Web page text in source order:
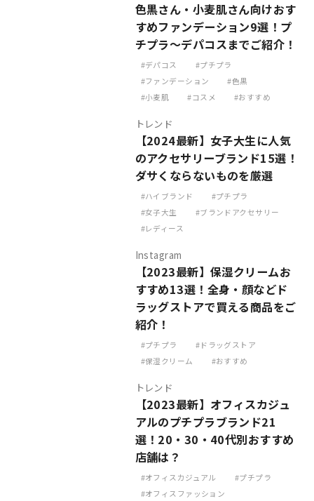
色黒さん・小麦肌さん向けおす
すめファンデーション9選！プ
チプラ〜デパコスまでご紹介！
デパコス
プチプラ
ファンデーション
色黒
小麦肌
コスメ おすすめ
トレンド
【2024最新】女子大生に人気
のアクセサリーブランド15選！
ダサくならないものを厳選
ハイブランド
プチプラ
女子大生
ブランドアクセサリー
レディース
Instagram
【2023最新】保湿クリームお
すすめ13選！全身・顔などド
ラッグストアで買える商品をご
紹介！
プチプラ
ドラッグストア
保湿クリーム
おすすめ
トレンド
【2023最新】オフィスカジュ
アルのプチプラブランド21
選！20・30・40代別おすすめ
店舗は？
オフィスカジュアル
プチプラ
オフィスファッション